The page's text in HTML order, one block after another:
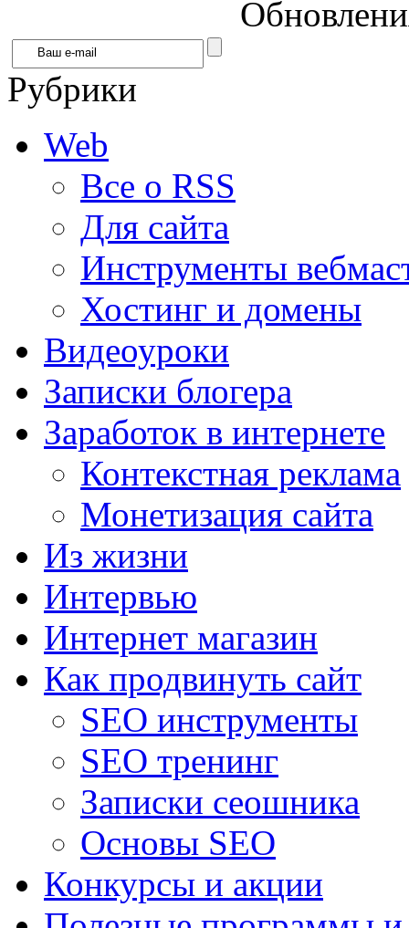
Рубрики
Web
Все о RSS
Для сайта
Инструменты
Хостинг и домены
Видеоуроки
Записки блогера
Заработок в интернете
Контекстная реклама
Монетизация сайта
Из жизни
Интервью
Интернет магазин
Как продвинуть сайт
SEO инструменты
SEO тренинг
Записки сеошника
Основы SEO
Конкурсы и акции